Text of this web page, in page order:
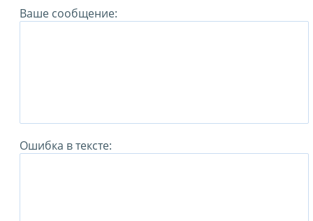
Ваше сообщение:
Ошибка в тексте: